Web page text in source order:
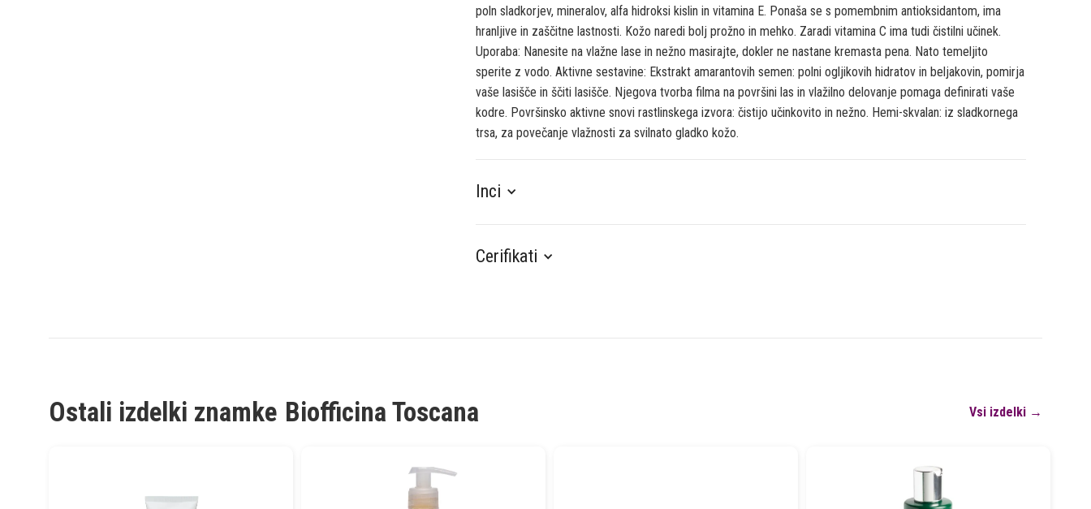
poln sladkorjev, mineralov, alfa hidroksi kislin in vitamina E. Ponaša se s pomembnim antioksidantom, ima
hranljive in zaščitne lastnosti. Kožo naredi bolj prožno in mehko. Zaradi vitamina C ima tudi čistilni učinek.
Uporaba: Nanesite na vlažne lase in nežno masirajte, dokler ne nastane kremasta pena. Nato temeljito
sperite z vodo. Aktivne sestavine: Ekstrakt amarantovih semen: polni ogljikovih hidratov in beljakovin, pomirja
vaše lasišče in ščiti lasišče. Njegova tvorba filma na površini las in vlažilno delovanje pomaga definirati vaše
kodre. Površinsko aktivne snovi rastlinskega izvora: čistijo učinkovito in nežno. Hemi-skvalan: iz sladkornega
trsa, za povečanje vlažnosti za svilnato gladko kožo.
Inci
Cerifikati
Ostali izdelki znamke Biofficina Toscana Vsi izdelki →